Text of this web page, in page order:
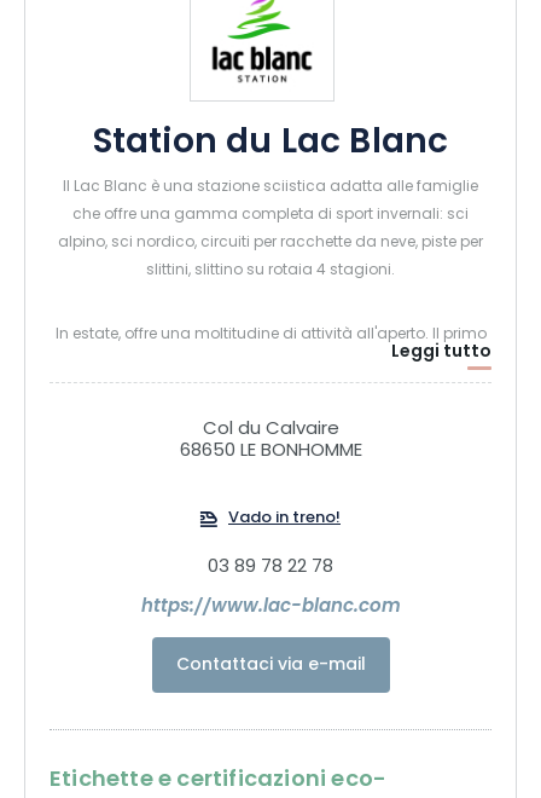
Station du Lac Blanc
Il Lac Blanc è una stazione sciistica adatta alle famiglie
che offre una gamma completa di sport invernali: sci
alpino, sci nordico, circuiti per racchette da neve, piste per
slittini, slittino su rotaia 4 stagioni.
In estate, offre una moltitudine di attività all'aperto. Il primo
Bike Park del Massiccio dei Vosgi. Parco avventura, percorso
a piedi nudi, circuiti di mountain bike, percorso ludico,
escursioni.
Leggi tutto
Col du Calvaire
68650 LE BONHOMME
Vado in treno!
03 89 78 22 78
https://www.lac-blanc.com
Contattaci via e-mail
Etichette e certificazioni eco-